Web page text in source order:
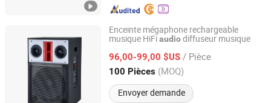
Enceinte mégaphone rechargeable
musique HiFiaudiodiffuseur musique
96,00-99,00 $US / Pièce
100 Pièces (MOQ)
Envoyer demande
Guangzhou Shuanglong Audio Co., Ltd.
Guangdong, China Depuis 2024